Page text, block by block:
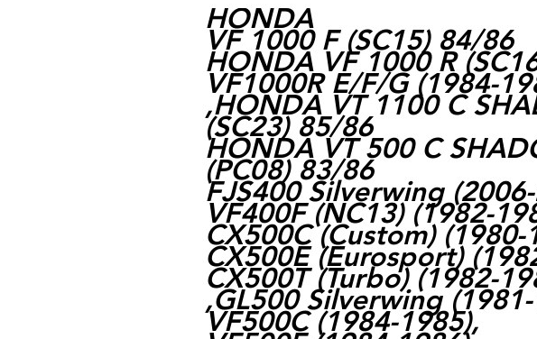
HONDA
VF 1000 F (SC15) 84/86
HONDA VF 1000 R
VF1000R E/F/G (1984-
,HONDA VT 1100 C
(SC23) 85/86
HONDA VT 500 C
(PC08) 83/86
FJS400 Silverwing
VF400F (NC13) (1982-
CX500C (Custom) (1980-
CX500E (Eurosport)
CX500T (Turbo) (1982-
,GL500 Silverwing
VF500C (1984-1985),